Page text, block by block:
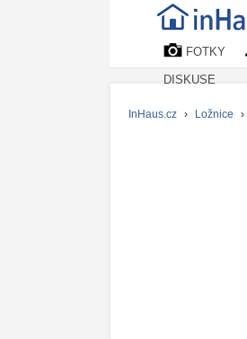
FOTKY
DISKUSE
InHaus.cz › Ložnice ›